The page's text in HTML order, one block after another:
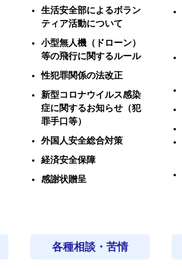
生活安全部によるボラン
ティア活動について
小型無人機（ドローン）
等の飛行に関するルール
性犯罪関係の法改正
新型コロナウイルス感染
症に関するお知らせ（犯
罪手口等）
外国人安全総合対策
経済安全保障
感謝状贈呈
各種相談・苦情